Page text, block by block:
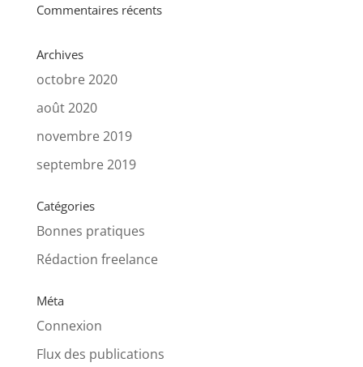
Commentaires récents
Archives
octobre 2020
août 2020
novembre 2019
septembre 2019
Catégories
Bonnes pratiques
Rédaction freelance
Méta
Connexion
Flux des publications